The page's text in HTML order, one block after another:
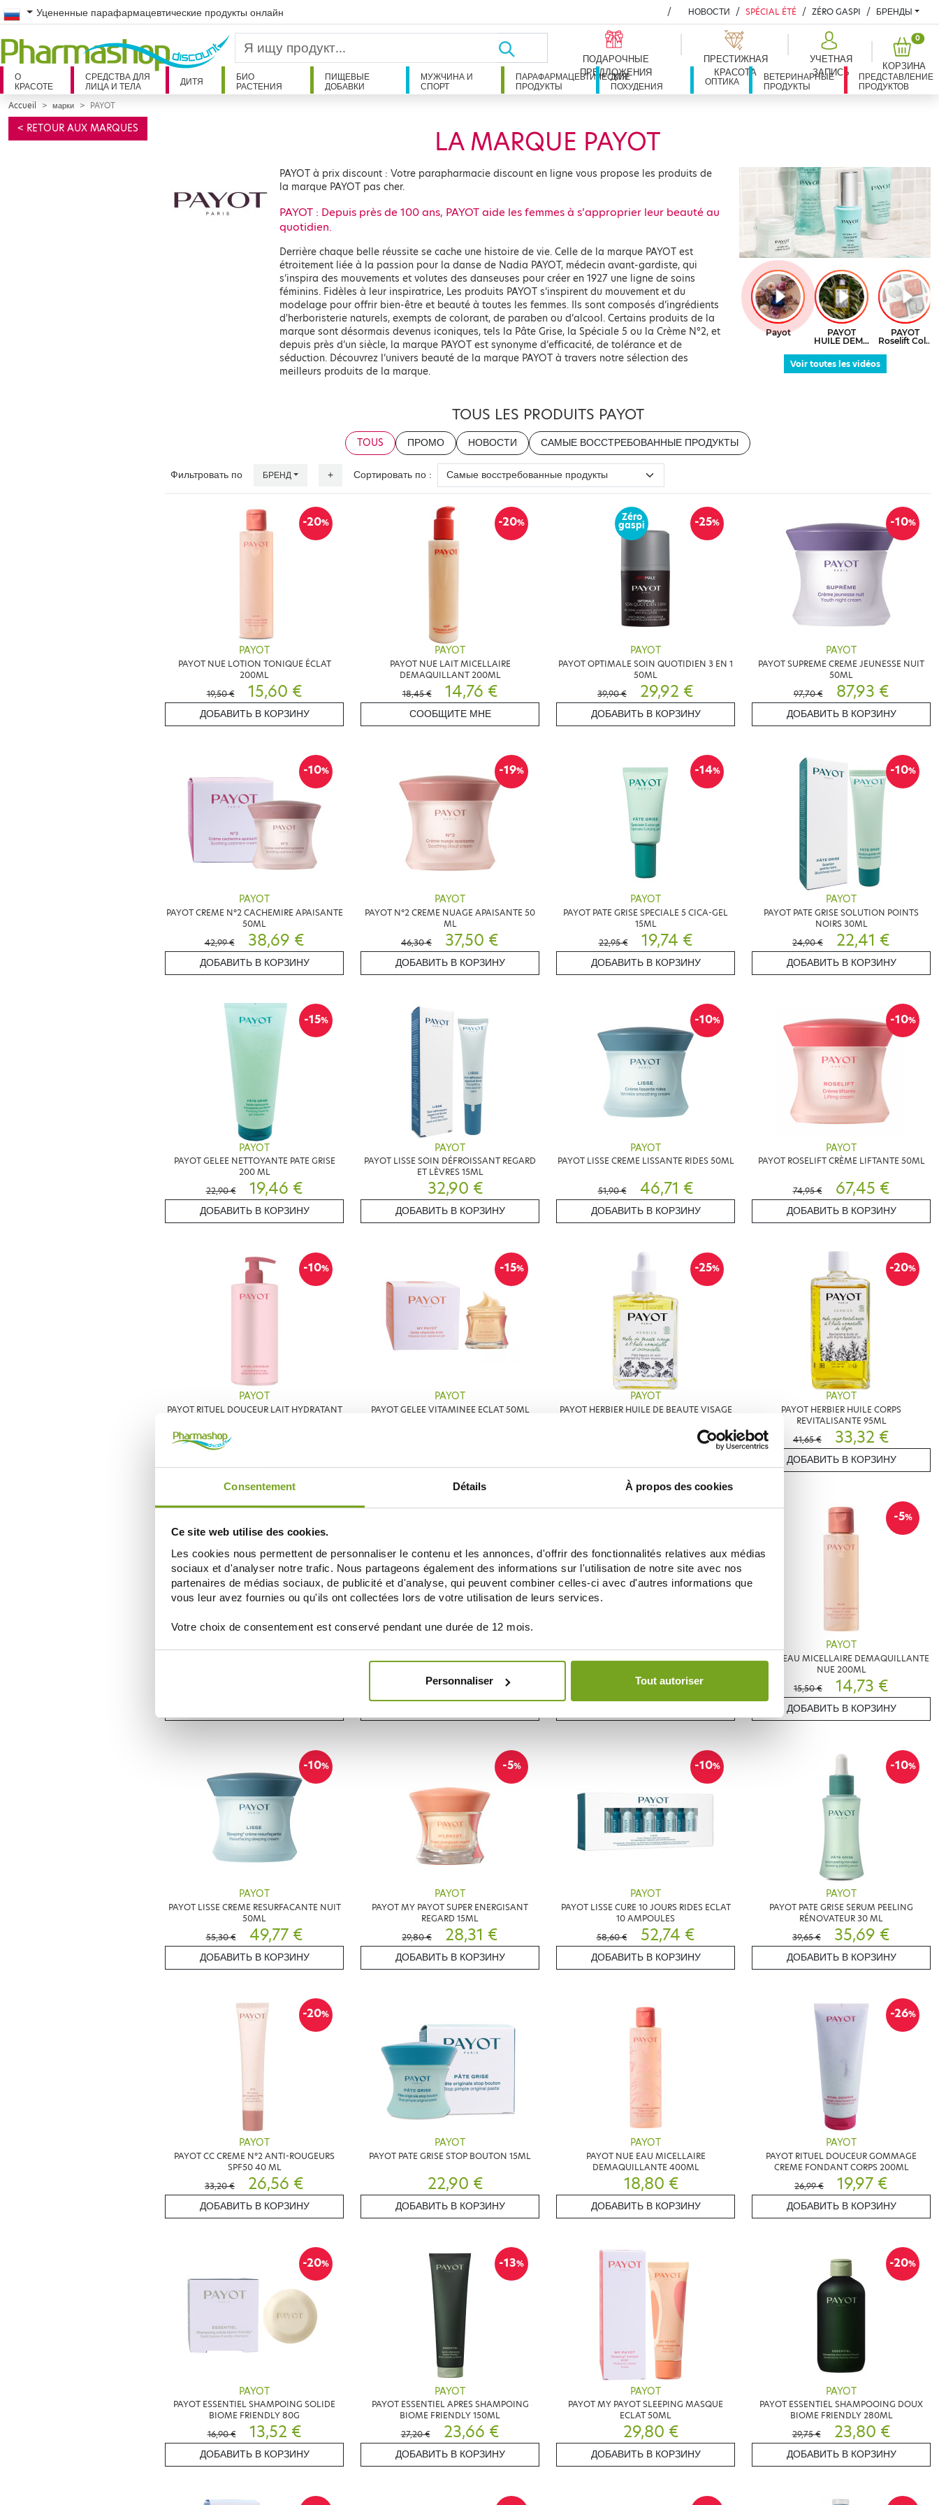
Consentement Détails À propos des cookies
Ce site web utilise des cookies.
Les cookies nous permettent de personnaliser le contenu et les annonces, d'offrir des fonctionnalités relatives aux médias
sociaux et d'analyser notre trafic. Nous partageons également des informations sur l'utilisation de notre site avec nos
partenaires de médias sociaux, de publicité et d'analyse, qui peuvent combiner celles-ci avec d'autres informations que
vous leur avez fournies ou qu'ils ont collectées lors de votre utilisation de leurs services.
Votre choix de consentement est conservé pendant une durée de 12 mois.
Personnaliser Tout autoriser
Russian
Уцененные парафармацевтические продукты онлайн НОВОСТИ SPÉCIAL ÉTÉ ZÉRO GASPI БРЕНДЫ
ПОДАРОЧНЫЕ
ПРЕДЛОЖЕНИЯ
ПРЕСТИЖНАЯ
КРАСОТА
УЧЕТНАЯ
ЗАПИСЬ
КОРЗИНА
0
О
КРАСОТЕ
СРЕДСТВА ДЛЯ
ЛИЦА И ТЕЛА
ДИТЯ
БИО
РАСТЕНИЯ
ПИЩЕВЫЕ
ДОБАВКИ
МУЖЧИНА И
СПОРТ
ПАРАФАРМАЦЕВТИЧЕСКИЕ
ПРОДУКТЫ
ДЛЯ
ПОХУДЕНИЯ
ОПТИКА
ВЕТЕРИНАРНЫЕ
ПРОДУКТЫ
ПРЕДСТАВЛЕНИЕ
ПРОДУКТОВ
Accueil марки PAYOT
< RETOUR AUX MARQUES LA MARQUE PAYOT
PAYOT à prix discount : Votre parapharmacie discount en ligne vous propose les produits de
la marque PAYOT pas cher.
PAYOT : Depuis près de 100 ans, PAYOT aide les femmes à s’approprier leur beauté au
quotidien.
Derrière chaque belle réussite se cache une histoire de vie. Celle de la marque PAYOT est
étroitement liée à la passion pour la danse de Nadia PAYOT, médecin avant-gardiste, qui
s’inspira des mouvements et volutes des danseuses pour créer en 1927 une ligne de soins
féminins. Fidèles à leur inspiratrice, Les produits PAYOT s’inspirent du mouvement et du
modelage pour offrir bien-être et beauté à toutes les femmes. Ils sont composés d’ingrédients
d'herboristerie naturels, exempts de colorant, de paraben ou d’alcool. Certains produits de la
marque sont désormais devenus iconiques, tels la Pâte Grise, la Spéciale 5 ou la Crème N°2, et
depuis près d’un siècle, la marque PAYOT est synonyme d’efficacité, de tolérance et de
séduction. Découvrez l’univers beauté de la marque PAYOT à travers notre sélection des
meilleurs produits de la marque.
TOUS LES PRODUITS PAYOT
TOUS ПРОМО НОВОСТИ САМЫЕ ВОССТРЕБОВАННЫЕ ПРОДУКТЫ
Фильтровать по БРЕНД + Сортировать по :
-20%
PAYOT
PAYOT NUE LOTION TONIQUE ÉCLAT
200ML
19,50 €
15,60 €
ДОБАВИТЬ В КОРЗИНУ
-20%
PAYOT
PAYOT NUE LAIT MICELLAIRE
DEMAQUILLANT 200ML
18,45 €
14,76 €
СООБЩИТЕ МНЕ
-25%
Zéro
gaspi
PAYOT
PAYOT OPTIMALE SOIN QUOTIDIEN 3 EN 1
50ML
39,90 €
29,92 €
ДОБАВИТЬ В КОРЗИНУ
-10%
PAYOT
PAYOT SUPREME CREME JEUNESSE NUIT
50ML
97,70 €
87,93 €
ДОБАВИТЬ В КОРЗИНУ
-10%
PAYOT
PAYOT CREME N°2 CACHEMIRE APAISANTE
50ML
42,99 €
38,69 €
ДОБАВИТЬ В КОРЗИНУ
-19%
PAYOT
PAYOT N°2 CREME NUAGE APAISANTE 50
ML
46,30 €
37,50 €
ДОБАВИТЬ В КОРЗИНУ
-14%
PAYOT
PAYOT PATE GRISE SPECIALE 5 CICA-GEL
15ML
22,95 €
19,74 €
ДОБАВИТЬ В КОРЗИНУ
-10%
PAYOT
PAYOT PATE GRISE SOLUTION POINTS
NOIRS 30ML
24,90 €
22,41 €
ДОБАВИТЬ В КОРЗИНУ
-15%
PAYOT
PAYOT GELEE NETTOYANTE PATE GRISE
200 ML
22,90 €
19,46 €
ДОБАВИТЬ В КОРЗИНУ
PAYOT
PAYOT LISSE SOIN DÉFROISSANT REGARD
ET LÈVRES 15ML
32,90 €
ДОБАВИТЬ В КОРЗИНУ
-10%
PAYOT
PAYOT LISSE CREME LISSANTE RIDES 50ML
51,90 € 46,71 €
ДОБАВИТЬ В КОРЗИНУ
-10%
PAYOT
PAYOT ROSELIFT CRÈME LIFTANTE 50ML
74,95 € 67,45 €
ДОБАВИТЬ В КОРЗИНУ
-10%
PAYOT
PAYOT RITUEL DOUCEUR LAIT HYDRATANT
40,90 €
-15%
PAYOT
PAYOT GELEE VITAMINEE ECLAT 50ML
-25%
PAYOT
PAYOT HERBIER HUILE DE BEAUTE VISAGE
-20%
PAYOT
PAYOT HERBIER HUILE CORPS
REVITALISANTE 95ML
41,65 €
33,32 €
ДОБАВИТЬ В КОРЗИНУ
PAYOT RITUEL DOUCEUR GRANITE
26,99 €
22,94 €
PAYOT RITUEL DOUCEUR BOUGIE
21,59 €
-5%
PAYOT
PAYOT EAU MICELLAIRE DEMAQUILLANTE
NUE 200ML
15,50 €
14,73 €
ДОБАВИТЬ В КОРЗИНУ
-10%
PAYOT
PAYOT LISSE CREME RESURFACANTE NUIT
50ML
55,30 €
49,77 €
ДОБАВИТЬ В КОРЗИНУ
-5%
PAYOT
PAYOT MY PAYOT SUPER ENERGISANT
REGARD 15ML
29,80 €
28,31 €
ДОБАВИТЬ В КОРЗИНУ
-10%
PAYOT
PAYOT LISSE CURE 10 JOURS RIDES ECLAT
10 AMPOULES
58,60 €
52,74 €
ДОБАВИТЬ В КОРЗИНУ
-10%
PAYOT
PAYOT PATE GRISE SERUM PEELING
RÉNOVATEUR 30 ML
39,65 €
35,69 €
ДОБАВИТЬ В КОРЗИНУ
-20%
PAYOT
PAYOT CC CREME N°2 ANTI-ROUGEURS
SPF50 40 ML
33,20 €
26,56 €
ДОБАВИТЬ В КОРЗИНУ
PAYOT
PAYOT PATE GRISE STOP BOUTON 15ML
22,90 €
ДОБАВИТЬ В КОРЗИНУ
PAYOT
PAYOT NUE EAU MICELLAIRE
DEMAQUILLANTE 400ML
18,80 €
ДОБАВИТЬ В КОРЗИНУ
-26%
PAYOT
PAYOT RITUEL DOUCEUR GOMMAGE
CREME FONDANT CORPS 200ML
26,99 €
19,97 €
ДОБАВИТЬ В КОРЗИНУ
-20%
PAYOT
PAYOT ESSENTIEL SHAMPOING SOLIDE
BIOME FRIENDLY 80G
16,90 €
13,52 €
ДОБАВИТЬ В КОРЗИНУ
-13%
PAYOT
PAYOT ESSENTIEL APRES SHAMPOING
BIOME FRIENDLY 150ML
27,20 €
23,66 €
ДОБАВИТЬ В КОРЗИНУ
PAYOT
PAYOT MY PAYOT SLEEPING MASQUE
ECLAT 50ML
29,80 €
ДОБАВИТЬ В КОРЗИНУ
-20%
PAYOT
PAYOT ESSENTIEL SHAMPOOING DOUX
BIOME FRIENDLY 280ML
29,75 €
23,80 €
ДОБАВИТЬ В КОРЗИНУ
Voir toutes les vidéos